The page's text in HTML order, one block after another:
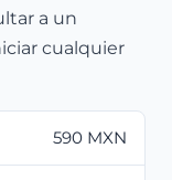
a un
cualquier
590 MXN